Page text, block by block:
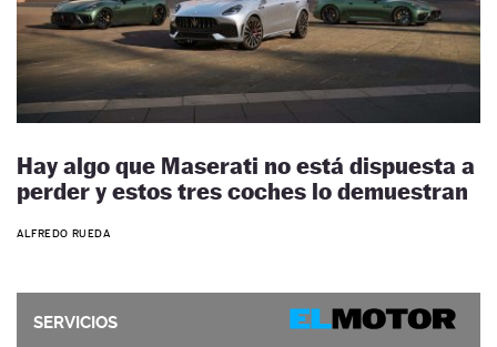
Hay algo que Maserati no está dispuesta a
perder y estos tres coches lo demuestran
ALFREDO RUEDA